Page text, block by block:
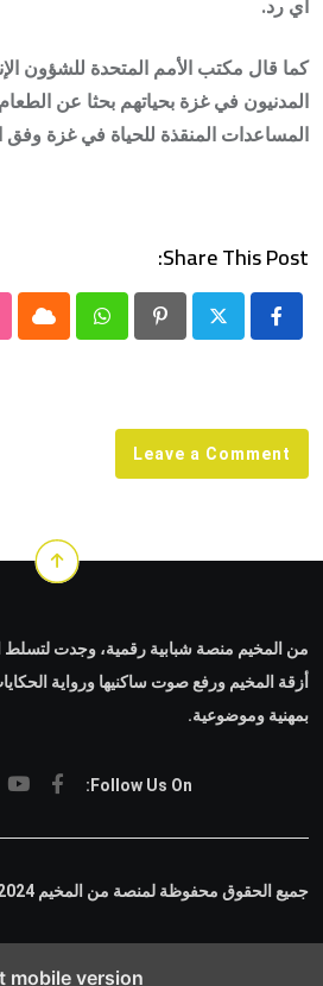
أي رد.
كما قال مكتب الأمم المتحدة للشؤون
المدنيون في غزة بحياتهم بحثا عن
المساعدات المنقذة للحياة في غزة وفق
Share This Post:
Pinterest
Whatsapp
Cloud
Leave a Comment
من المخيم منصة شبابية رقمية، وجدت
أزقة المخيم ورفع صوت ساكنيها ورواية
بمهنية وموضوعية.
Follow Us On:
جميع الحقوق محفوظة لمنصة من المخيم 2024 ©
mobile version